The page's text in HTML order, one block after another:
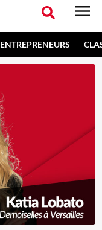
ENTREPRENEURS